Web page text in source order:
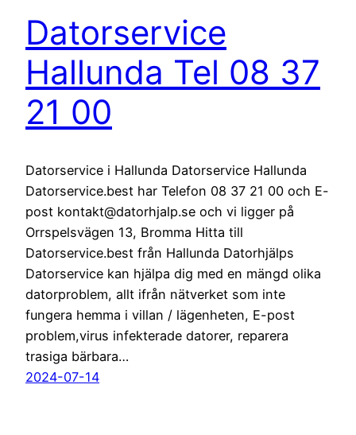
Datorservice
Hallunda Tel 08 37
21 00
Datorservice i Hallunda Datorservice Hallunda
Datorservice.best har Telefon 08 37 21 00 och E-
post kontakt@datorhjalp.se och vi ligger på
Orrspelsvägen 13, Bromma Hitta till
Datorservice.best från Hallunda Datorhjälps
Datorservice kan hjälpa dig med en mängd olika
datorproblem, allt ifrån nätverket som inte
fungera hemma i villan / lägenheten, E-post
problem,virus infekterade datorer, reparera
trasiga bärbara…
2024-07-14